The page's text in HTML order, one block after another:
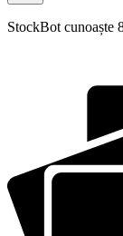
StockBot cunoaște